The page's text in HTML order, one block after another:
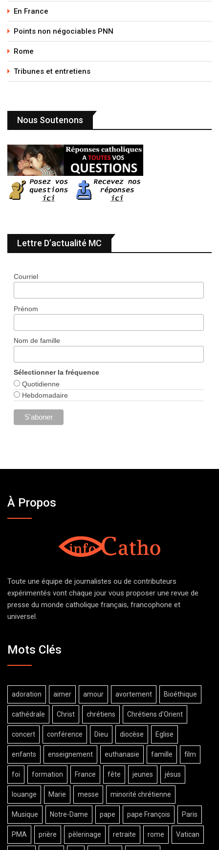
En France
Points non négociables PNN
Rome
Tribunes et entretiens
Nous Soutenons
Lettre D’actualité MC
Courriel
Prénom
Nom de famille
Sélectionner la fréquence
Quotidienne
Hebdomadaire
À Propos
Toute une équipe de journalistes ou de contributeurs
expérimentés vont chaque jour vous proposer une revue de
presse du monde catholique français, francophone et
universel.
Mots Clés
adoration aimer amour avortement Bioéthique
cathédrale Christ chrétiens Chrétiens d'Orient
concert conférence Dieu diocèse Eglise
enfants enseignement euthanasie famille film
foi formation France fête jeunes jésus
louange Marie messe minorité chrétienne
Musique Notre-Dame pape pape François Paris
PMA prière pèlerinage retraite rome Vatican